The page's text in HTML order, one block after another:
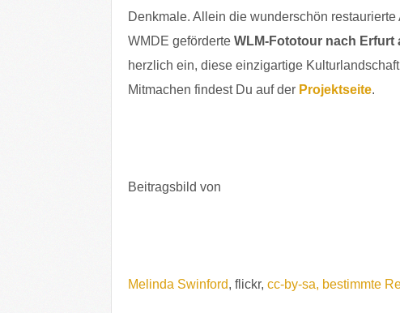
Denkmale. Allein die wunderschön
WMDE geförderte WLM-Fototour nach Erfurt
herzlich ein, diese einzigartige
Mitmachen findest Du auf der Projektseite.
Beitragsbild von
Melinda Swinford, flickr, cc-by-sa, bestimmte